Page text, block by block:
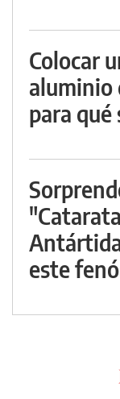
Colocar
aluminio
para
este